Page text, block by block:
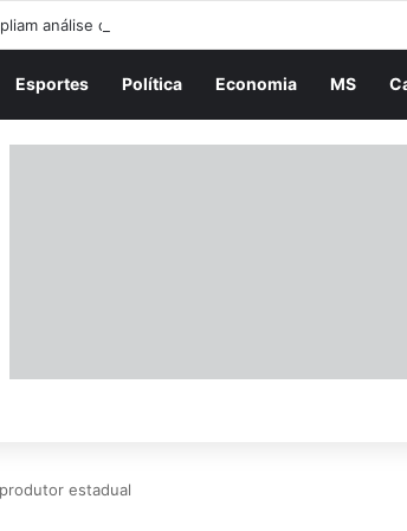
análise de redes sociais para jornalistas
Esportes Política Economia MS
estadual